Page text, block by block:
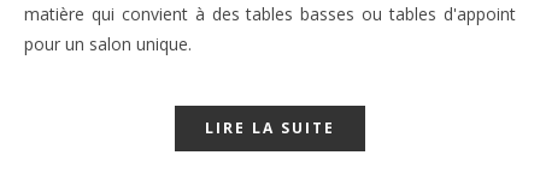
matière qui convient à des tables basses ou tables d'appoint
pour un salon unique.
LIRE LA SUITE